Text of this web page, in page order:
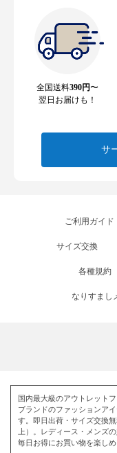
全国送料390円〜
翌日お届けも！
サ
ご利用ガイド
サイズ交換
各種規約
なりすまし
国内最大級のアウトレット
ブランドのファッションア
す。即日出荷・サイズ交換
上）。レディース・メンズ
毎日お得にお買い物を楽しめ